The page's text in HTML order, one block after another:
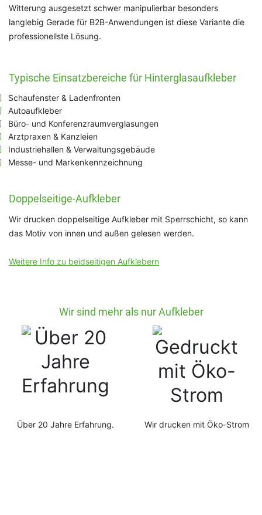
Witterung ausgesetzt schwer manipulierbar besonders
langlebig Gerade für B2B-Anwendungen ist diese Variante die
professionellste Lösung.
Typische Einsatzbereiche für Hinterglasaufkleber
Schaufenster & Ladenfronten
Autoaufkleber
Büro- und Konferenzraumverglasungen
Arztpraxen & Kanzleien
Industriehallen & Verwaltungsgebäude
Messe- und Markenkennzeichnung
Doppelseitige-Aufkleber
Wir drucken doppelseitige Aufkleber mit Sperrschicht, so kann
das Motiv von innen und außen gelesen werden.
Weitere Info zu beidseitigen Aufklebern
Wir sind mehr als nur Aufkleber
Über 20 Jahre Erfahrung. Wir drucken mit Öko-Strom